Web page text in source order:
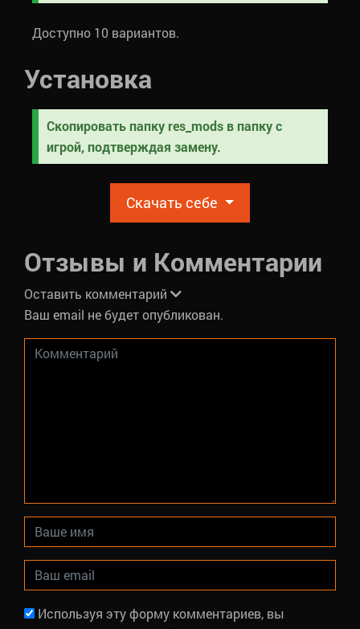
Доступно 10 вариантов.
Установка
Скопировать папку res_mods в папку с
игрой, подтверждая замену.
Скачать себе
Отзывы и Комментарии
Оставить комментарий
Ваш email не будет опубликован.
Используя эту форму комментариев, вы